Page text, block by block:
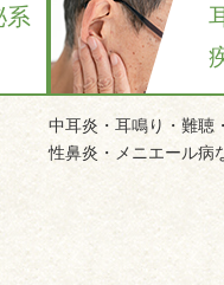
系
中耳炎・耳鳴り・難聴
性鼻炎・メニエール病